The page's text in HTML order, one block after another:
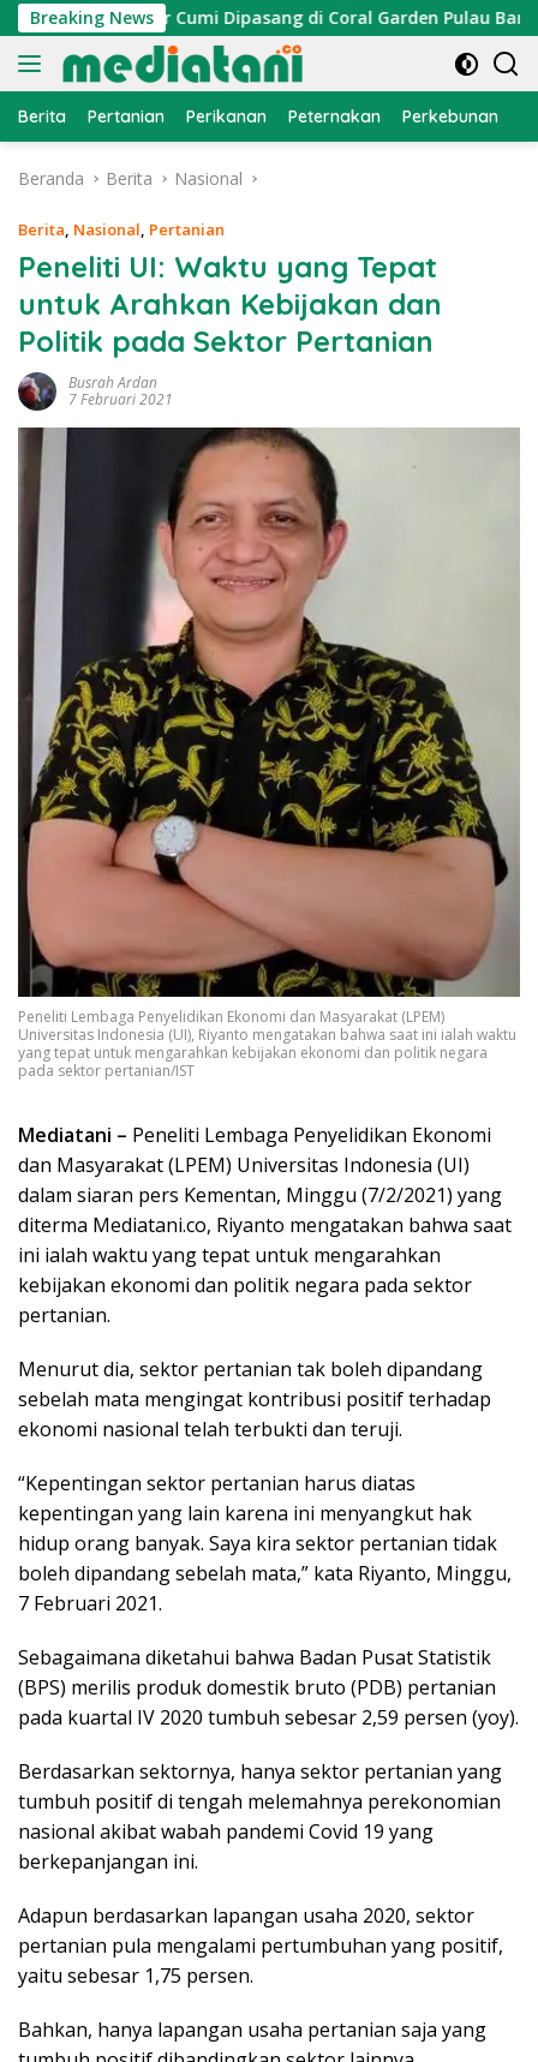
Langsung
ke
konten
Breaking News
Atraktor Cumi Dipasang di Coral Garden Pulau Barrang
Berita Pertanian Perikanan Peternakan Perkebunan
Beranda Berita Nasional
Berita, Nasional, Pertanian
Peneliti UI: Waktu yang Tepat
untuk Arahkan Kebijakan dan
Politik pada Sektor Pertanian
Busrah Ardan
7 Februari 2021
Peneliti Lembaga Penyelidikan Ekonomi dan Masyarakat (LPEM)
Universitas Indonesia (UI), Riyanto mengatakan bahwa saat ini ialah waktu
yang tepat untuk mengarahkan kebijakan ekonomi dan politik negara
pada sektor pertanian/IST
Mediatani – Peneliti Lembaga Penyelidikan Ekonomi
dan Masyarakat (LPEM) Universitas Indonesia (UI)
dalam siaran pers Kementan, Minggu (7/2/2021) yang
diterma Mediatani.co, Riyanto mengatakan bahwa saat
ini ialah waktu yang tepat untuk mengarahkan
kebijakan ekonomi dan politik negara pada sektor
pertanian.
Menurut dia, sektor pertanian tak boleh dipandang
sebelah mata mengingat kontribusi positif terhadap
ekonomi nasional telah terbukti dan teruji.
“Kepentingan sektor pertanian harus diatas
kepentingan yang lain karena ini menyangkut hak
hidup orang banyak. Saya kira sektor pertanian tidak
boleh dipandang sebelah mata,” kata Riyanto, Minggu,
7 Februari 2021.
Sebagaimana diketahui bahwa Badan Pusat Statistik
(BPS) merilis produk domestik bruto (PDB) pertanian
pada kuartal IV 2020 tumbuh sebesar 2,59 persen (yoy).
Berdasarkan sektornya, hanya sektor pertanian yang
tumbuh positif di tengah melemahnya perekonomian
nasional akibat wabah pandemi Covid 19 yang
berkepanjangan ini.
Adapun berdasarkan lapangan usaha 2020, sektor
pertanian pula mengalami pertumbuhan yang positif,
yaitu sebesar 1,75 persen.
Bahkan, hanya lapangan usaha pertanian saja yang